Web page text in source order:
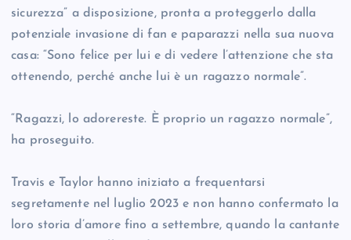
sicurezza” a disposizione, pronta a proteggerlo dalla
potenziale invasione di fan e paparazzi nella sua nuova
casa: “Sono felice per lui e di vedere l’attenzione che sta
ottenendo, perché anche lui è un ragazzo normale”.
“Ragazzi, lo adorereste. È proprio un ragazzo normale”,
ha proseguito.
Travis e Taylor hanno iniziato a frequentarsi
segretamente nel luglio 2023 e non hanno confermato la
loro storia d’amore fino a settembre, quando la cantante